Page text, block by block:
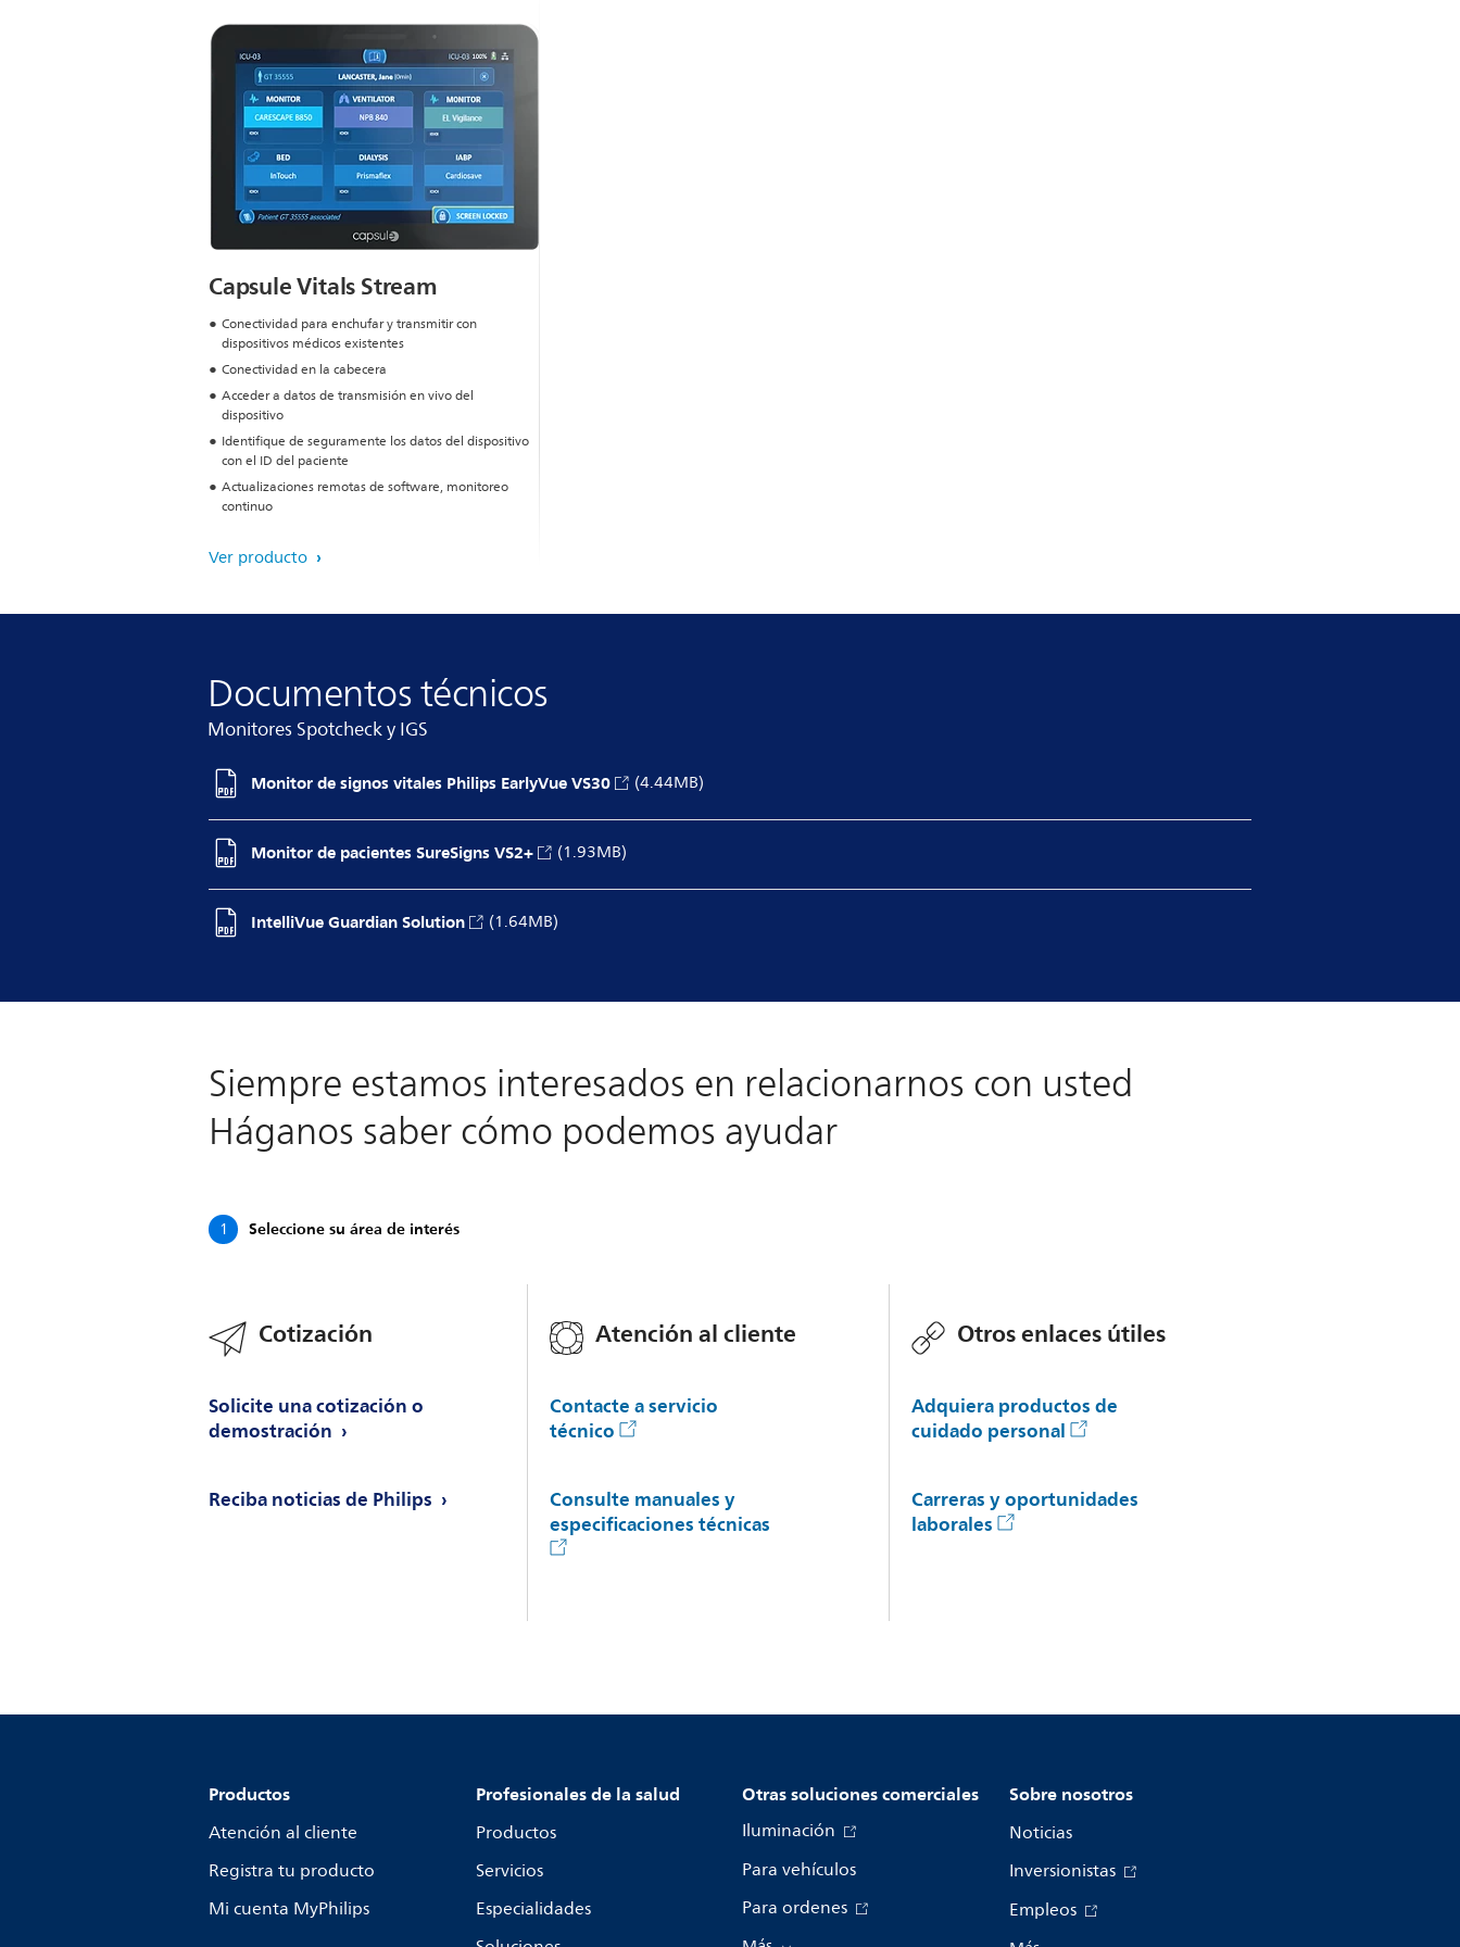
Capsule Vitals Stream
Conectividad para enchufar y transmitir con
dispositivos médicos existentes
Conectividad en la cabecera
Acceder a datos de transmisión en vivo del
dispositivo
Identifique de seguramente los datos del dispositivo
con el ID del paciente
Actualizaciones remotas de software, monitoreo
continuo
Ver producto
Documentos técnicos
Monitores Spotcheck y IGS
Monitor de signos vitales Philips EarlyVue VS30 (4.44MB)
Monitor de pacientes SureSigns VS2+ (1.93MB)
IntelliVue Guardian Solution (1.64MB)
Siempre estamos interesados en relacionarnos con usted
Háganos saber cómo podemos ayudar
1 Seleccione su área de interés
Cotización
Solicite una cotización o
demostración
Reciba noticias de Philips
Atención al cliente
Contacte a servicio
técnico
Consulte manuales y
especificaciones técnicas
Otros enlaces útiles
Adquiera productos de
cuidado personal
Carreras y oportunidades
laborales
Productos
Atención al cliente
Registra tu producto
Mi cuenta MyPhilips
Profesionales de la salud
Productos
Servicios
Especialidades
Otras soluciones comerciales
Iluminación
Para vehículos
Para ordenes
Sobre nosotros
Noticias
Inversionistas
Empleos